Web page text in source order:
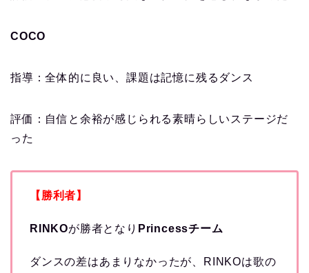
COCO
指導：全体的に良い、課題は記憶に残るダンス
評価：自信と余裕が感じられる素晴らしいステージだ
った
【勝利者】
RINKOが勝者となり Princessチーム
ダンスの差はあまりなかったが、RINKOは歌の